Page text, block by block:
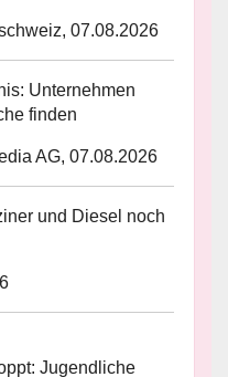
07.08.2026
Unternehmen
finden
AG, 07.08.2026
und Diesel noch
Jugendliche